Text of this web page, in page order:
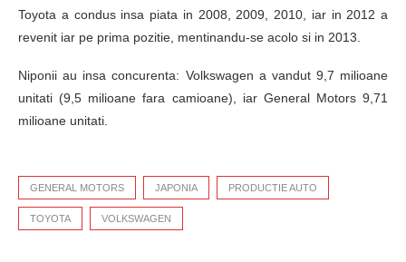
Toyota a condus insa piata in 2008, 2009, 2010, iar in 2012 a
revenit iar pe prima pozitie, mentinandu-se acolo si in 2013.
Niponii au insa concurenta: Volkswagen a vandut 9,7 milioane
unitati (9,5 milioane fara camioane), iar General Motors 9,71
milioane unitati.
GENERAL MOTORS JAPONIA PRODUCTIE AUTO
TOYOTA VOLKSWAGEN